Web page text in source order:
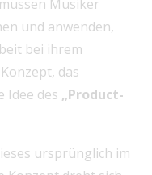
Musiker
und anwenden,
bei ihrem
das
Idee des „Product-
ursprünglich im